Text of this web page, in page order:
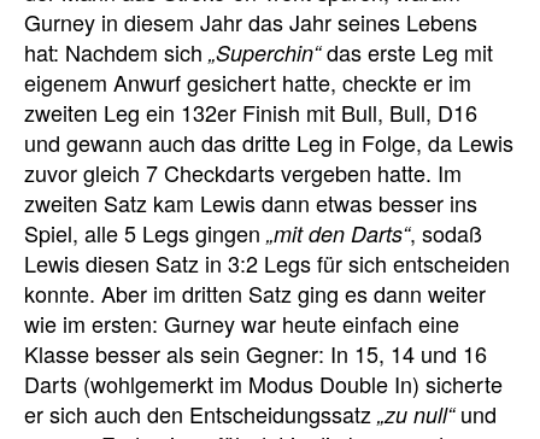
Gurney in diesem Jahr das Jahr seines Lebens
hat: Nachdem sich „Superchin“das erste Leg mit
eigenem Anwurf gesichert hatte, checkte er im
zweiten Leg ein 132er Finish mit Bull, Bull, D16
und gewann auch das dritte Leg in Folge, da Lewis
zuvor gleich 7 Checkdarts vergeben hatte. Im
zweiten Satz kam Lewis dann etwas besser ins
Spiel, alle 5 Legs gingen „mit den Darts“, sodaß
Lewis diesen Satz in 3:2 Legs für sich entscheiden
konnte. Aber im dritten Satz ging es dann weiter
wie im ersten: Gurney war heute einfach eine
Klasse besser als sein Gegner: In 15, 14 und 16
Darts (wohlgemerkt im Modus Double In) sicherte
er sich auch den Entscheidungssatz „zu null“und